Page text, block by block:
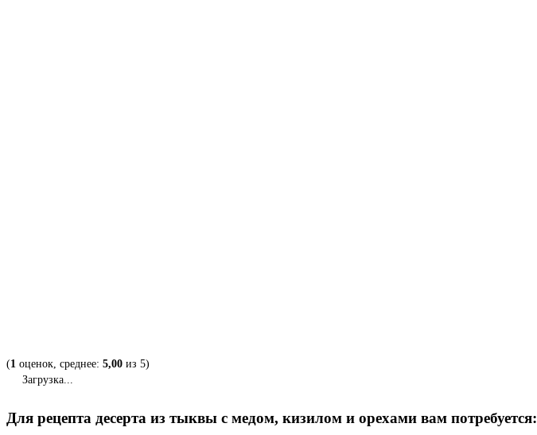
(1 оценок, среднее: 5,00 из 5)
Загрузка...
Для рецепта десерта из тыквы с медом, кизилом и орехами вам потребуется: